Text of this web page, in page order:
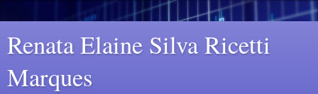
Renata Elaine Silva Ricetti
Marques